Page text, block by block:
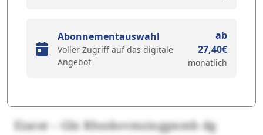
Abonnementauswahl
Voller Zugriff auf das digitale
Angebot
ab
27,40€
monatlich
Eiarat – Glx Rhssksvmziogpxmh dg